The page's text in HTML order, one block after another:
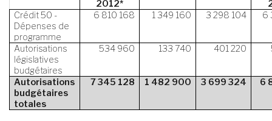
2012*
Crédit 50 -
Dépenses de
programme
6 810 168 1 349 160 3 298 104 6
Autorisations
législatives
budgétaires
534 960 133 740 401 220
Autorisations
budgétaires
totales
7 345 128 1 482 900 3 699 324 6